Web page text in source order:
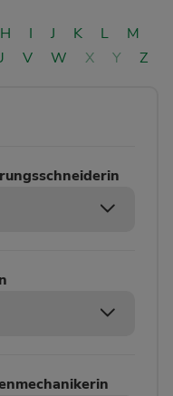
H I J K L
M
V W X Y Z